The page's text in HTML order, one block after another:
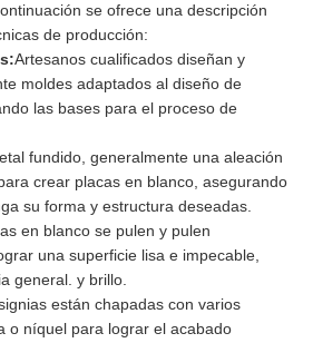
se ofrece una descripción
de producción:
Artesanos cualificados diseñan y
moldes adaptados al diseño de
las bases para el proceso de
fundido, generalmente una aleación
crear placas en blanco, asegurando
su forma y estructura deseadas.
en blanco se pulen y pulen
una superficie lisa e impecable,
general. y brillo.
están chapadas con varios
o níquel para lograr el acabado